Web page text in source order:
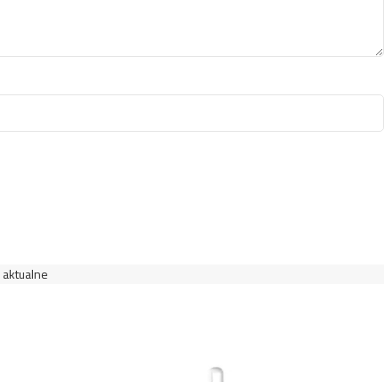
aktualne